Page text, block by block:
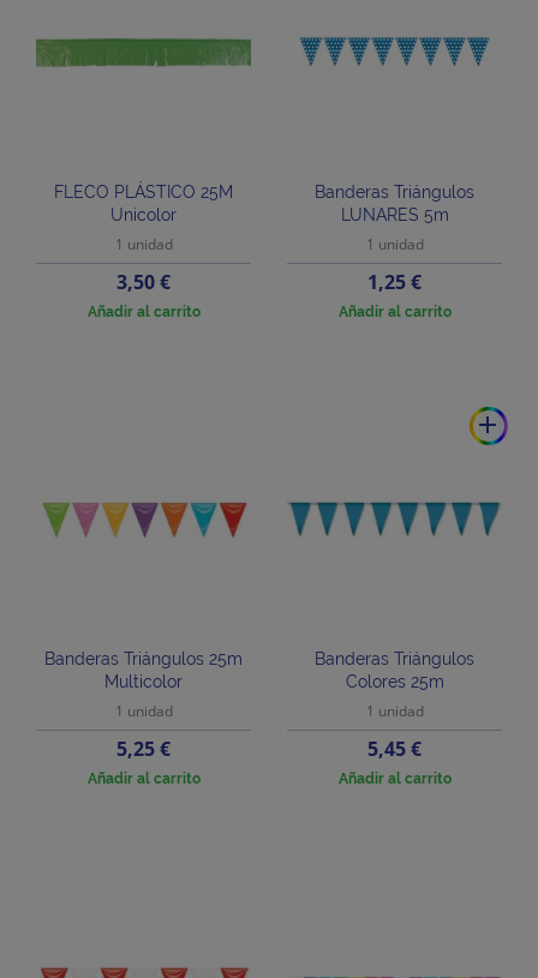
FLECO PLÁSTICO 25M
Unicolor
1 unidad
Precio
3,50 €
Añadir al carrito
Banderas Triángulos
LUNARES 5m
1 unidad
Precio
1,25 €
Añadir al carrito
Banderas Triángulos 25m
Multicolor
1 unidad
Precio
5,25 €
Añadir al carrito
add
Banderas Triángulos
Colores 25m
1 unidad
Precio
5,45 €
Añadir al carrito